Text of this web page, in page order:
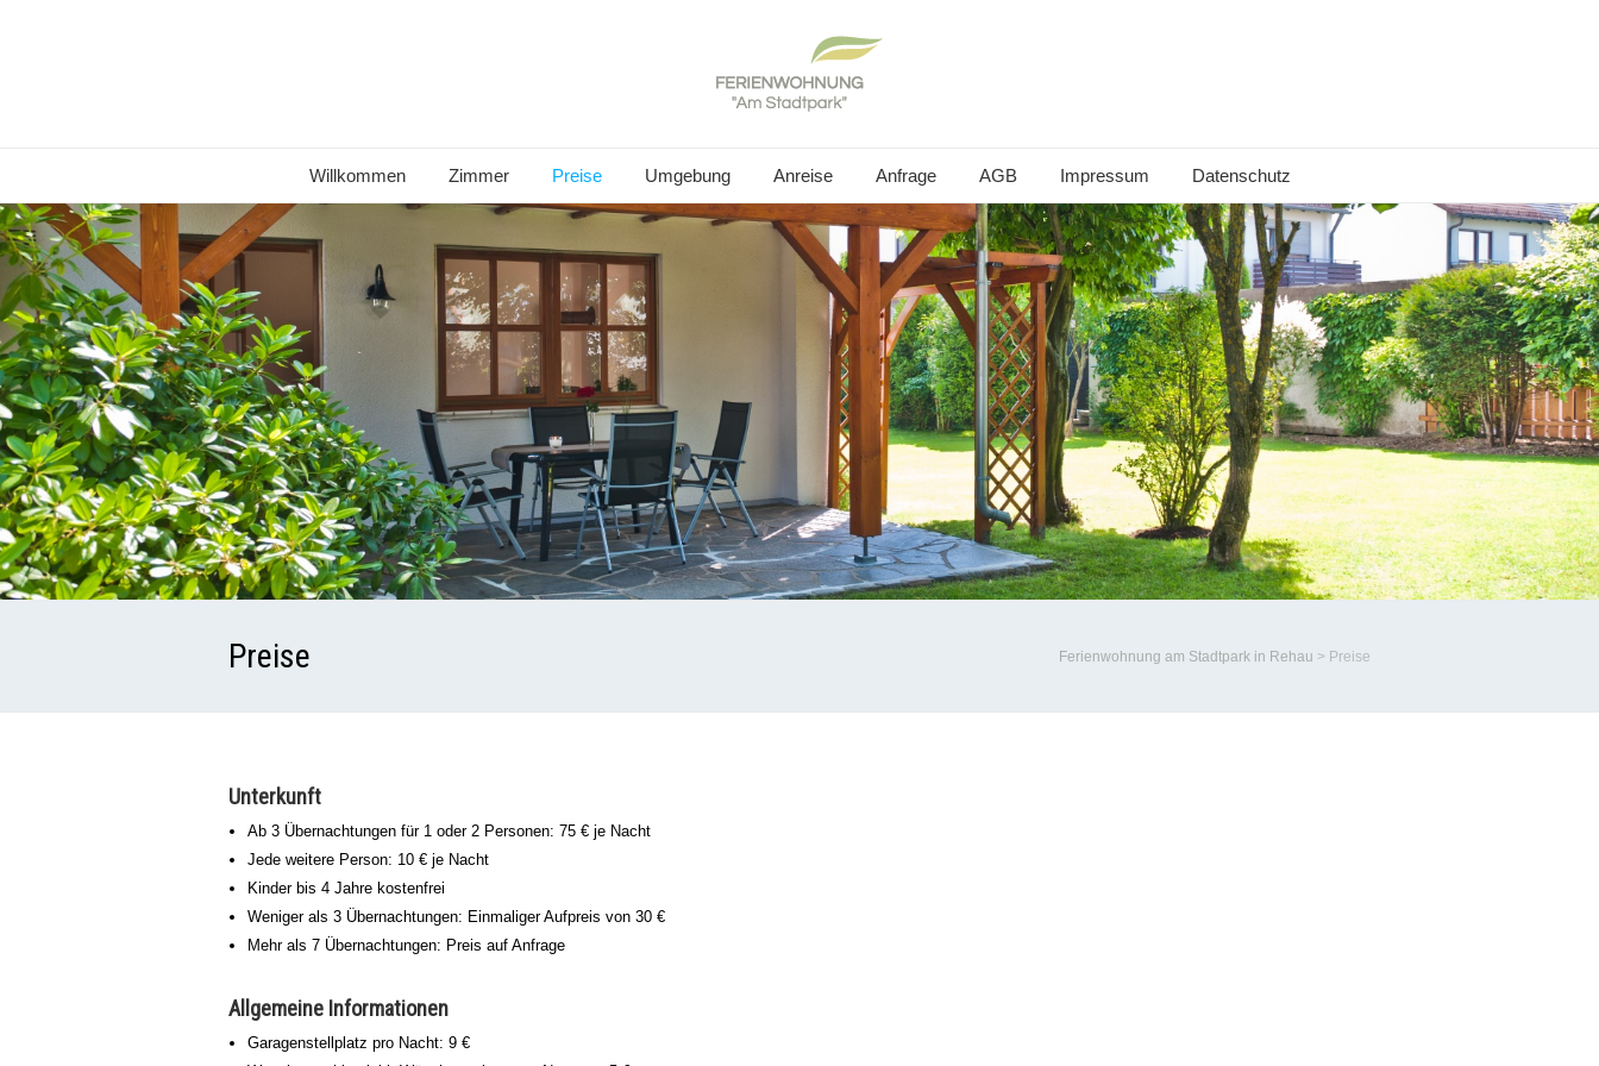
Willkommen Zimmer Preise Umgebung Anreise Anfrage AGB Impressum Datenschutz
Preise Ferienwohnung am Stadtpark in Rehau > Preise
Unterkunft
Ab 3 Übernachtungen für 1 oder 2 Personen: 75 € je Nacht
Jede weitere Person: 10 € je Nacht
Kinder bis 4 Jahre kostenfrei
Weniger als 3 Übernachtungen: Einmaliger Aufpreis von 30 €
Mehr als 7 Übernachtungen: Preis auf Anfrage
Allgemeine Informationen
Garagenstellplatz pro Nacht: 9 €